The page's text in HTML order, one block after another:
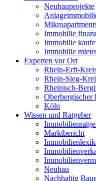
Neubauprojekte
Immobilie
Immobilie
Immobilie
Experten vor Ort
Rhein-Erft-
Rhein-Sieg-
Rheinisch-
Oberbergischer
Köln
Wissen und Ratgeber
Marktbericht
Neubau
Nachhaltig